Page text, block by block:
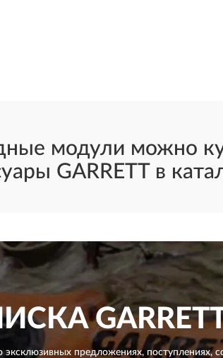
модули можно
GARRETT в
предложениях,поступлениях,